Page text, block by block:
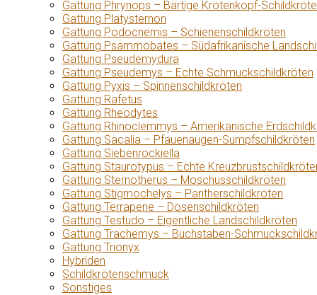
Gattung Phrynops – Bärtige Krötenkopf-
Gattung Platysternon
Gattung Podocnemis – Schienenschildkröten
Gattung Psammobates – Südafrikanische
Gattung Pseudemydura
Gattung Pseudemys – Echte Schmuckschildkröten
Gattung Pyxis – Spinnenschildkröten
Gattung Rafetus
Gattung Rheodytes
Gattung Rhinoclemmys – Amerikanische
Gattung Sacalia – Pfauenaugen-Sumpfschildkröten
Gattung Siebenrockiella
Gattung Staurotypus – Echte
Gattung Sternotherus – Moschusschildkröten
Gattung Stigmochelys – Pantherschildkröten
Gattung Terrapene – Dosenschildkröten
Gattung Testudo – Eigentliche Landschildkröten
Gattung Trachemys – Buchstaben-
Gattung Trionyx
Hybriden
Schildkrötenschmuck
Sonstiges